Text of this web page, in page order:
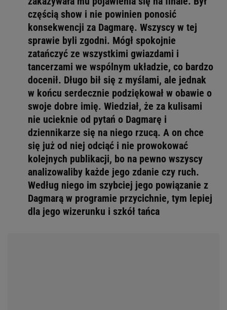
częścią show i nie powinien ponosić
konsekwencji za Dagmarę. Wszyscy w tej
sprawie byli zgodni. Mógł spokojnie
zatańczyć ze wszystkimi gwiazdami i
tancerzami we wspólnym układzie, co bardzo
docenił. Długo bił się z myślami, ale jednak
w końcu serdecznie podziękował w obawie o
swoje dobre imię. Wiedział, że za kulisami
nie ucieknie od pytań o Dagmarę i
dziennikarze się na niego rzucą. A on chce
się już od niej odciąć i nie prowokować
kolejnych publikacji, bo na pewno wszyscy
analizowaliby każde jego zdanie czy ruch.
Według niego im szybciej jego powiązanie z
Dagmarą w programie przycichnie, tym lepiej
dla jego wizerunku i szkół tańca